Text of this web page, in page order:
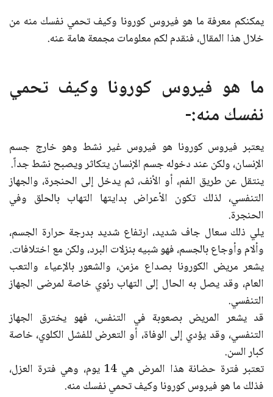
يمكنكم معرفة ما هو فيروس كورونا وكيف تحمي نفسك منه من
خلال هذا المقال، فنقدم لكم معلومات مجمعة هامة عنه.
ما هو فيروس كورونا وكيف تحمي
نفسك منه:-
يعتبر فيروس كورونا هو فيروس غير نشط وهو خارج جسم
الإنسان، ولكن عند دخوله جسم الإنسان يتكاثر ويصبح نشط جداً.
ينتقل عن طريق الفم، أو الأنف، ثم يدخل إلى الحنجرة، والجهاز
التنفسي، لذلك تكون الأعراض بدايتها التهاب بالحلق وفي
الحنجرة.
يلي ذلك سعال جاف شديد، ارتفاع شديد بدرجة حرارة الجسم،
وألام وأوجاع بالجسم، فهو شبيه بنزلات البرد، ولكن مع اختلافات.
يشعر مريض الكورونا بصداع مزمن، والشعور بالإعياء والتعب
العام، وقد يصل به الحال إلى التهاب رئوي خاصة لمرضى الجهاز
التنفسي.
قد يشعر المريض بصعوبة في التنفس، فهو يخترق الجهاز
التنفسي، وقد يؤدي إلى الوفاة، أو التعرض للفشل الكلوي، خاصة
كبار السن.
تعتبر فترة حضانة هذا المرض هي 14 يوم، وهي فترة العزل،
فذلك ما هو فيروس كورونا وكيف تحمي نفسك منه.